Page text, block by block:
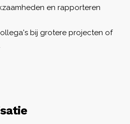
en rapporteren
bij grotere projecten of